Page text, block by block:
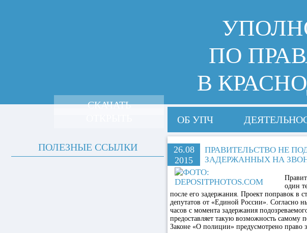
ПО
В
ОБ УПЧ
26.08
2015
ПРАВИТЕЛЬСТВО НЕ
ЗАДЕРЖАННЫХ НА
один
после его задержания. Проект поправок в
депутатов от «Единой России». Согласно
часов с момента задержания
предоставляет такую возможность самому
Законе «О полиции» предусмотрено право
СКАЧАТЬ
ПОЛЕЗНЫЕ ССЫЛКИ